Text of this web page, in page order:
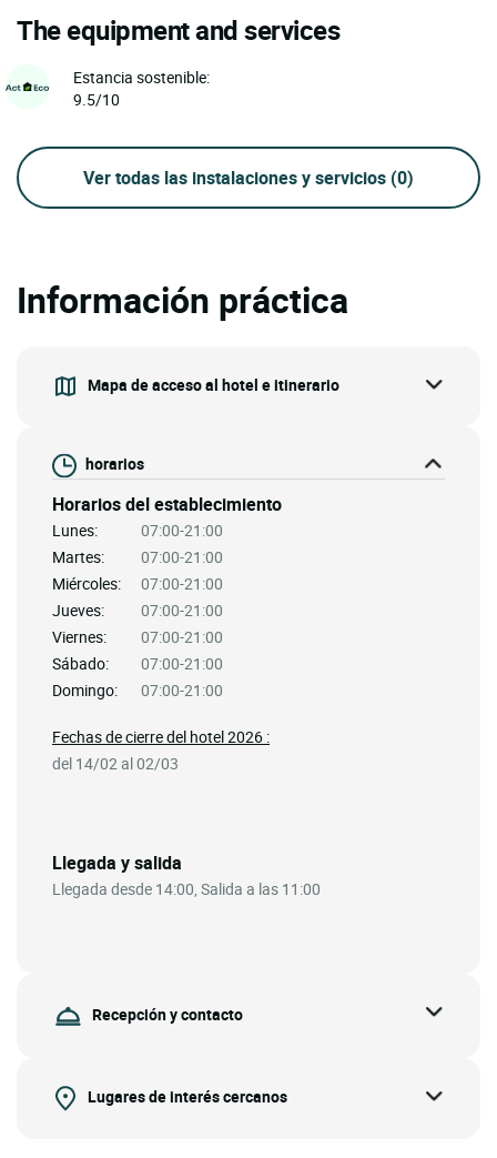
The equipment and services
Estancia sostenible:
9.5/10
Ver todas las instalaciones y servicios (0)
Información práctica
Mapa de acceso al hotel e itinerario
horarios
Horarios del establecimiento
Lunes:
07:00-21:00
Martes:
07:00-21:00
Miércoles:
07:00-21:00
Jueves:
07:00-21:00
Viernes:
07:00-21:00
Sábado:
07:00-21:00
Domingo:
07:00-21:00
Llegada y salida
Llegada desde 14:00, Salida a las 11:00
Fechas de cierre del hotel 2026 :
del 14/02 al 02/03
Recepción y contacto
Lugares de interés cercanos